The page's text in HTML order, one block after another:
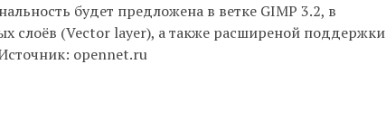
будет предложена в ветке GIMP 3.2, в
слоёв (Vector layer), а также расширеной поддержки
opennet.ru